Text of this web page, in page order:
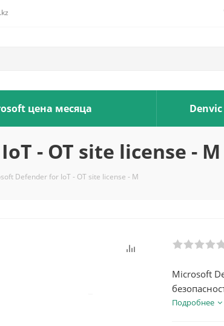
цена месяца Denvic
- OT site license - M
Defender for IoT - OT site license - M
Microsoft
— это
Подробнее